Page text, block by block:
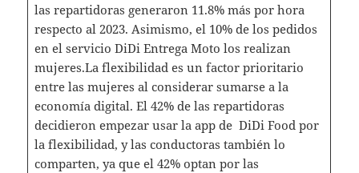
las repartidoras generaron 11.8% más por hora
respecto al 2023. Asimismo, el 10% de los pedidos
en el servicio DiDi Entrega Moto los realizan
mujeres.La flexibilidad es un factor prioritario
entre las mujeres al considerar sumarse a la
economía digital. El 42% de las repartidoras
decidieron empezar usar la app de DiDi Food por
la flexibilidad, y las conductoras también lo
comparten, ya que el 42% optan por las